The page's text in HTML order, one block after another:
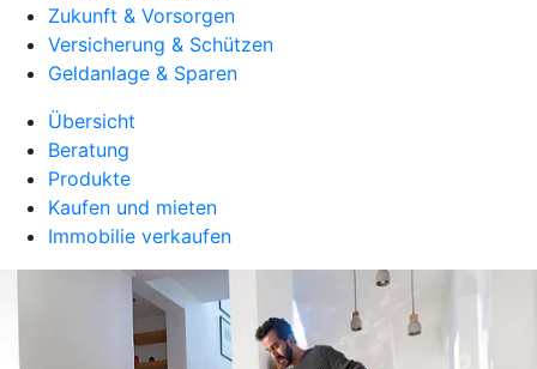
Zukunft & Vorsorgen
Versicherung & Schützen
Geldanlage & Sparen
Übersicht
Beratung
Produkte
Kaufen und mieten
Immobilie verkaufen